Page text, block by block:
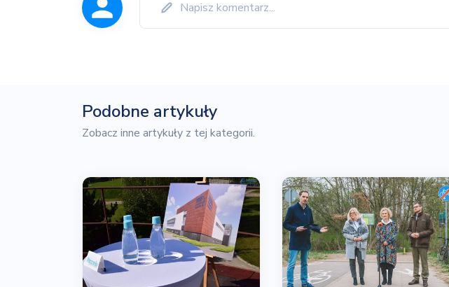
Podobne artykuły
Zobacz inne artykuły z tej kategorii.